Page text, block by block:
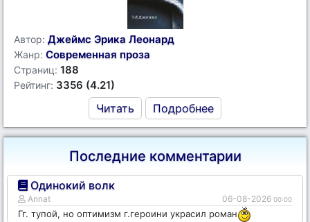
Автор: Джеймс Эрика Леонард
Жанр: Современная проза
Страниц: 188
Рейтинг: 3356 (4.21)
Читать Подробнее
Последние комментарии
Одинокий волк
Annat 06-08-2026 00:00
Гг. тупой, но оптимизм г.героини украсил роман